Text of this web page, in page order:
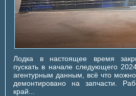
Лодка в настоящее время
пускать в начале следующего
агентурным данным, всё что
демонтировано на запчасти.
край...